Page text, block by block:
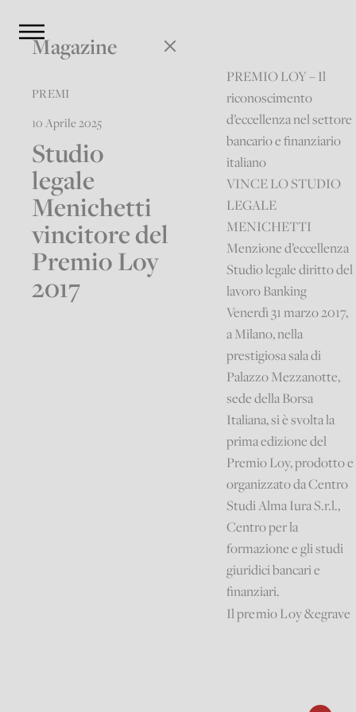
Magazine
PREMI
10 Aprile 2025
Studio
legale
Menichetti
vincitore del
Premio Loy
2017
PREMIO LOY – Il
riconoscimento
d’eccellenza nel settore
bancario e finanziario
italiano
VINCE LO STUDIO
LEGALE
MENICHETTI
Menzione d’eccellenza
Studio legale diritto del
lavoro Banking
Venerdì 31 marzo 2017,
a Milano, nella
prestigiosa sala di
Palazzo Mezzanotte,
sede della Borsa
Italiana, si è svolta la
prima edizione del
Premio Loy, prodotto e
organizzato da Centro
Studi Alma Iura S.r.l.,
Centro per la
formazione e gli studi
giuridici bancari e
finanziari.
Ilpremio Loy&egrave